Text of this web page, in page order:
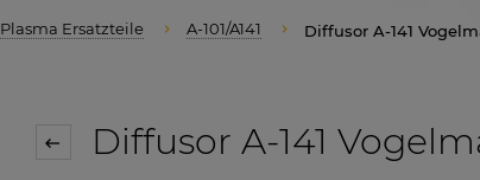
Plasma Ersatzteile A-101/A141 Diffusor A-141
Diffusor A-141